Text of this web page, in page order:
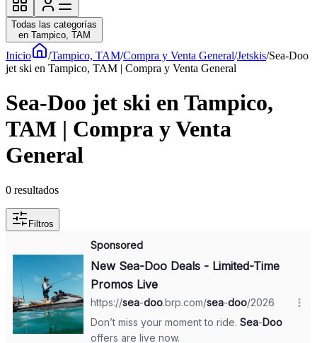
Todas las categorías
en Tampico, TAM
Inicio /Tampico, TAM/Compra y Venta General/Jetskis/Sea-Doo
jet ski en Tampico, TAM | Compra y Venta General
Sea-Doo jet ski en Tampico,
TAM | Compra y Venta
General
0 resultados
Filtros